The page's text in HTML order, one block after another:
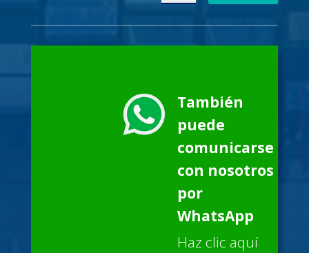
También
puede
comunicarse
con nosotros
por
WhatsApp
Haz clic aquí